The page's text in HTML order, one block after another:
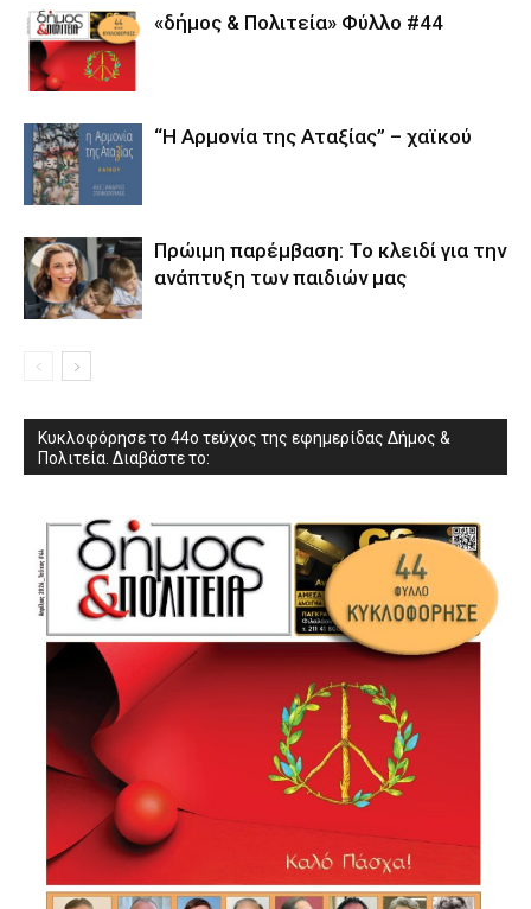
«δήμος & Πολιτεία» Φύλλο #44
“Η Αρμονία της Αταξίας” – χαϊκού
Πρώιμη παρέμβαση: Το κλειδί για την
ανάπτυξη των παιδιών µας
Κυκλοφόρησε το 44ο τεύχος της εφημερίδας Δήμος &
Πολιτεία. Διαβάστε το: